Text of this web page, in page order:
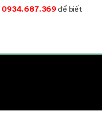
0934.687.369 để biết